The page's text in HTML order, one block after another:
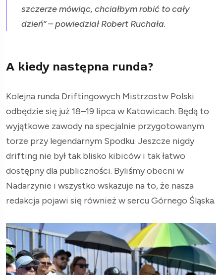
szczerze mówiąc, chciałbym robić to cały
dzień” – powiedział Robert Ruchała.
A kiedy następna runda?
Kolejna runda Driftingowych Mistrzostw Polski
odbędzie się już 18–19 lipca w Katowicach. Będą to
wyjątkowe zawody na specjalnie przygotowanym
torze przy legendarnym Spodku. Jeszcze nigdy
drifting nie był tak blisko kibiców i tak łatwo
dostępny dla publiczności. Byliśmy obecni w
Nadarzynie i wszystko wskazuje na to, że nasza
redakcja pojawi się również w sercu Górnego Śląska.